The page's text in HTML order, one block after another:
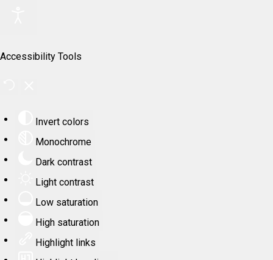
Accessibility Tools
Invert colors
Monochrome
Dark contrast
Light contrast
Low saturation
High saturation
Highlight links